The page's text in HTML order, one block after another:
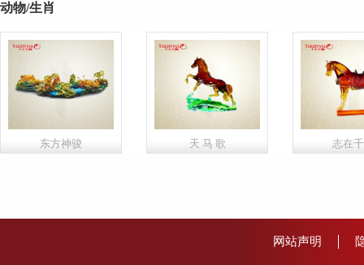
动物/生肖
东方神骏 天 马 歌 志在
网站声明